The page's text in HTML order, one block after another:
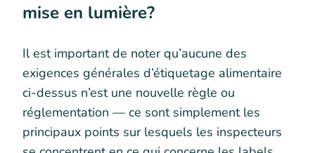
mise en lumière?
Il est important de noter qu’aucune des
exigences générales d’étiquetage alimentaire
ci-dessus n’est une nouvelle règle ou
réglementation — ce sont simplement les
principaux points sur lesquels les inspecteurs